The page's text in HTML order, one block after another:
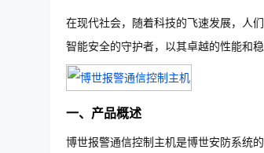
在现代社会，随着科技的飞速发展，人
智能安全的守护者，以其卓越的性能和
一、产品概述
博世报警通信控制主机是博世安防系统